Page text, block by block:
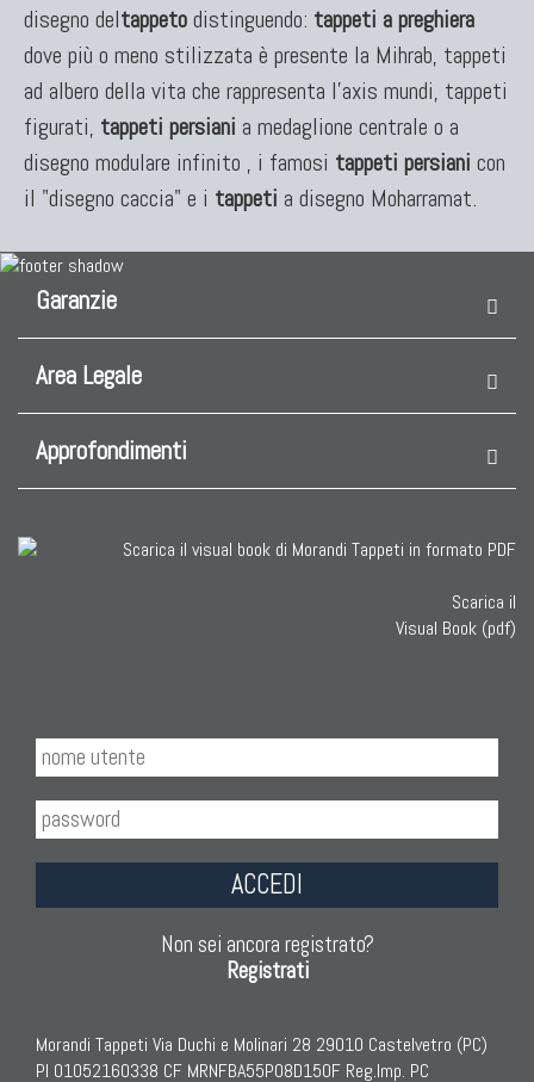
disegno deltappetodistinguendo: tappeti a preghiera
dove più o meno stilizzata è presente la Mihrab, tappeti
ad albero della vita che rappresenta l'axis mundi, tappeti
figurati, tappeti persiani a medaglione centrale o a
disegno modulare infinito , i famosi tappeti persiani con
il "disegno caccia" e i tappeti a disegno Moharramat.
Garanzie
Area Legale
Approfondimenti
Scarica il
Visual Book (pdf)
ACCEDI
Non sei ancora registrato?
Registrati
Morandi Tappeti Via Duchi e Molinari 28 29010 Castelvetro (PC)
PI 01052160338 CF MRNFBA55P08D150F Reg.Imp. PC